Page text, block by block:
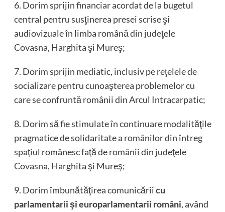
6. Dorim sprijin financiar acordat de la bugetul
central pentru susţinerea presei scrise şi
audiovizuale în limba română din judeţele
Covasna, Harghita şi Mureş;
7. Dorim sprijin mediatic, inclusiv pe reţelele de
socializare pentru cunoaşterea problemelor cu
care se confruntă românii din Arcul Intracarpatic;
8. Dorim să fie stimulate în continuare modalităţile
pragmatice de solidaritate a românilor din întreg
spaţiul românesc faţă de românii din judeţele
Covasna, Harghita şi Mureş;
9. Dorim îmbunătăţirea comunicăriicu
parlamentarii şi europarlamentarii români, având